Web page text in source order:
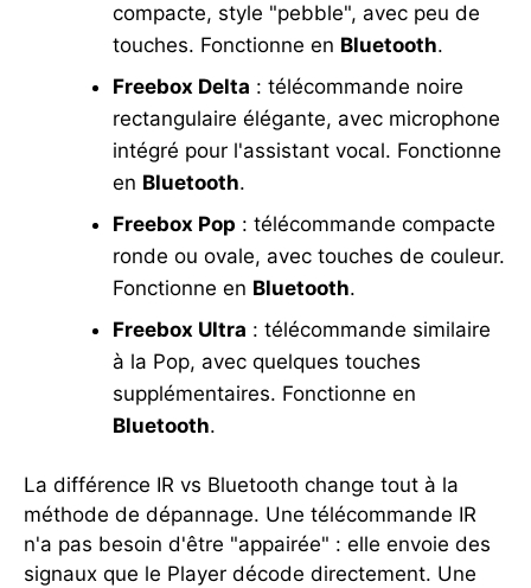
compacte, style "pebble", avec peu de
touches. Fonctionne en Bluetooth.
Freebox Delta : télécommande noire
rectangulaire élégante, avec microphone
intégré pour l'assistant vocal. Fonctionne
en Bluetooth.
Freebox Pop : télécommande compacte
ronde ou ovale, avec touches de couleur.
Fonctionne en Bluetooth.
Freebox Ultra : télécommande similaire
à la Pop, avec quelques touches
supplémentaires. Fonctionne en
Bluetooth.
La différence IR vs Bluetooth change tout à la
méthode de dépannage. Une télécommande IR
n'a pas besoin d'être "appairée" : elle envoie des
signaux que le Player décode directement. Une